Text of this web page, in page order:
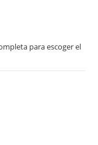
para escoger el